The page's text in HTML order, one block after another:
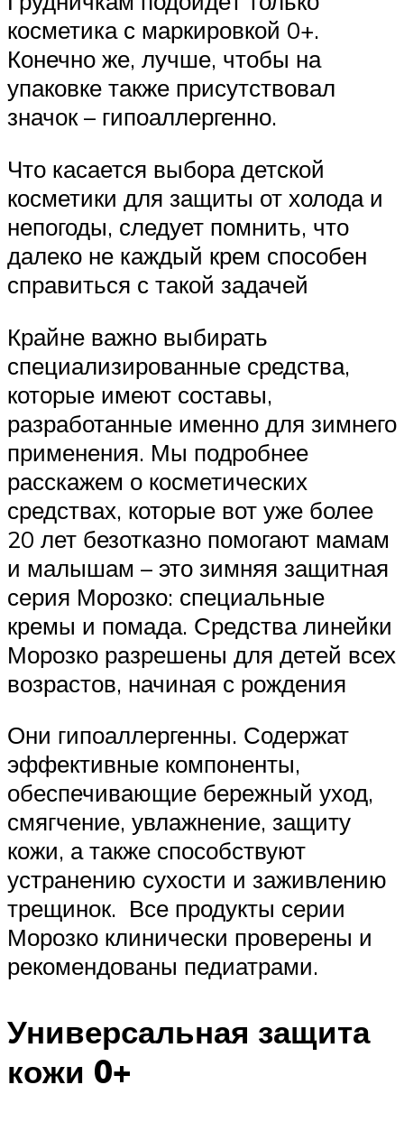
косметика с маркировкой 0+.
Конечно же, лучше, чтобы на
упаковке также присутствовал
значок – гипоаллергенно.
Что касается выбора детской
косметики для защиты от холода и
непогоды, следует помнить, что
далеко не каждый крем способен
справиться с такой задачей
Крайне важно выбирать
специализированные средства,
которые имеют составы,
разработанные именно для зимнего
применения. Мы подробнее
расскажем о косметических
средствах, которые вот уже более
20 лет безотказно помогают мамам
и малышам – это зимняя защитная
серия Морозко: специальные
кремы и помада. Средства линейки
Морозко разрешены для детей всех
возрастов, начиная с рождения
Они гипоаллергенны. Содержат
эффективные компоненты,
обеспечивающие бережный уход,
смягчение, увлажнение, защиту
кожи, а также способствуют
устранению сухости и заживлению
трещинок. Все продукты серии
Морозко клинически проверены и
рекомендованы педиатрами.
Универсальная защита
кожи 0+